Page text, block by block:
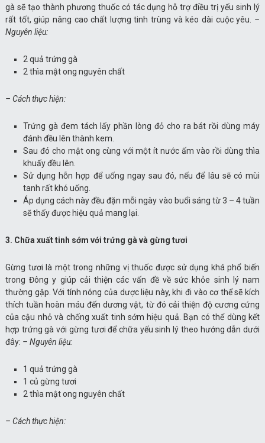
gà sẽ tạo thành phương thuốc có tác dụng hỗ trợ điều trị yếu sinh lý
rất tốt, giúp nâng cao chất lượng tinh trùng và kéo dài cuộc yêu. –
Nguyên liệu:
2 quả trứng gà
2 thìa mật ong nguyên chất
– Cách thực hiện:
Trứng gà đem tách lấy phần lòng đỏ cho ra bát rồi dùng máy
đánh đều lên thành kem.
Sau đó cho mật ong cùng với một ít nước ấm vào rồi dùng thìa
khuấy đều lên.
Sử dụng hỗn hợp để uống ngay sau đó, nếu để lâu sẽ có mùi
tanh rất khó uống.
Áp dụng cách này đều đặn mỗi ngày vào buổi sáng từ 3 – 4 tuần
sẽ thấy được hiệu quả mang lại.
3. Chữa xuất tinh sớm với trứng gà và gừng tươi
Gừng tươi là một trong những vị thuốc được sử dụng khá phổ biến
trong Đông y giúp cải thiện các vấn đề về sức khỏe sinh lý nam
thường gặp. Với tính nóng của dược liệu này, khi đi vào cơ thể sẽ kích
thích tuần hoàn máu đến dương vật, từ đó cải thiện độ cương cứng
của cậu nhỏ và chống xuất tinh sớm hiệu quả. Bạn có thể dùng kết
hợp trứng gà với gừng tươi để chữa yếu sinh lý theo hướng dẫn dưới
đây: – Nguyên liệu:
1 quả trứng gà
1 củ gừng tươi
2 thìa mật ong nguyên chất
– Cách thực hiện: